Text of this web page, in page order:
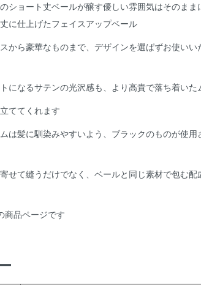
ショート丈ベールが醸す優しい雰囲気はそのまま
に仕上げたフェイスアップベール
から豪華なものまで、デザインを選ばずお使いい
になるサテンの光沢感も、より高貴で落ち着いた
ててくれます
は髪に馴染みやすいよう、ブラックのものが使用
せて縫うだけでなく、ベールと同じ素材で包む配
商品ページです